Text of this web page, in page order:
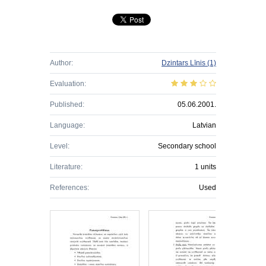
Author: Dzintars Līnis (1)
Evaluation:
Published: 05.06.2001.
Language: Latvian
Level: Secondary school
Literature: 1 units
References: Used